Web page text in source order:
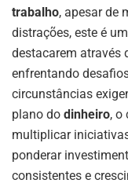
trabalho, apesar de
distrações, este é
destacarem através
enfrentando
circunstâncias
plano do dinheiro, o
multiplicar
ponderar
consistentes e